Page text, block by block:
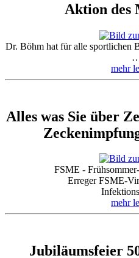
Aktion des
Dr. Böhm hat für alle sportlichen
mehr
Alles was Sie über
FSME -
Erreger FSME-
mehr
Jubiläumsfeier